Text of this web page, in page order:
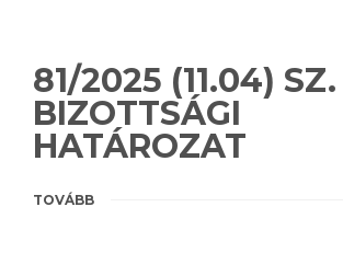
81/2025 (11.04) SZ.
BIZOTTSÁGI
HATÁROZAT
TOVÁBB